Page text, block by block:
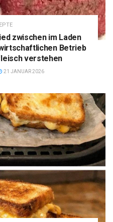
zwischen im Laden
Betrieb
verstehen
21 JANUAR 2026